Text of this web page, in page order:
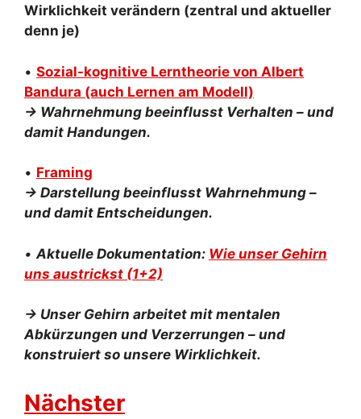
Wirklichkeit verändern (zentral und aktueller
denn je)
• Sozial-kognitive Lerntheorie von Albert
Bandura (auch Lernen am Modell)
→ Wahrnehmung beeinflusst Verhalten – und
damit Handungen.
• Framing
→ Darstellung beeinflusst Wahrnehmung –
und damit Entscheidungen.
• Aktuelle Dokumentation: Wie unser Gehirn
uns austrickst (1+2)
→ Unser Gehirn arbeitet mit mentalen
Abkürzungen und Verzerrungen – und
konstruiert so unsere Wirklichkeit.
Nächster